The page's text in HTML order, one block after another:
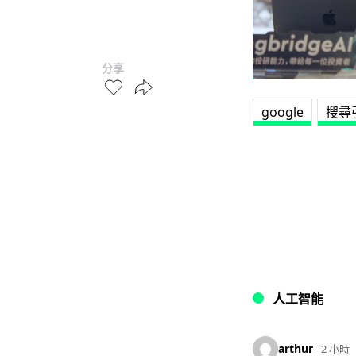
分享
google 搜尋
人工智能
arthur 2 小時